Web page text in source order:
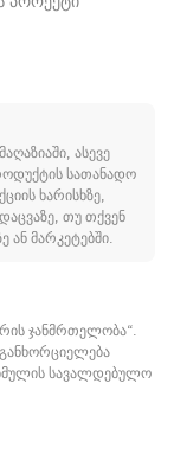
ასევე
სათანადო
ხარისხზე,
თუ თქვენ
მარკეტებში.
ჯანმრთელობა“.
სავალდებულო